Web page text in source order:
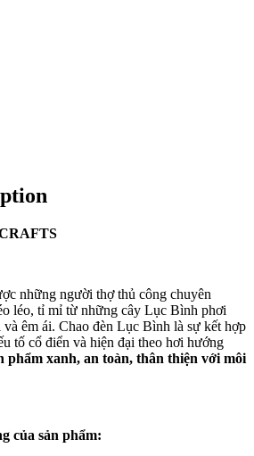
những người thợ thủ công chuyên
léo, tỉ mỉ từ những cây Lục Bình phơi
và êm ái. Chao đèn Lục Bình là sự kết hợp
tố cổ điển và hiện đại theo hơi hướng
phẩm xanh, an toàn, thân thiện với môi
của sản phẩm: